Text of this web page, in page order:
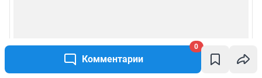
Комментарии
0